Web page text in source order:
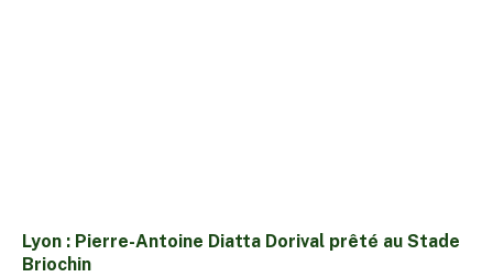
Lyon : Pierre-Antoine Diatta Dorival prêté au Stade
Briochin